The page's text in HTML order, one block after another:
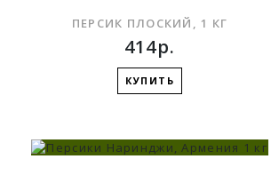
ПЕРСИК ПЛОСКИЙ, 1 КГ
414р.
КУПИТЬ
В ЗАКЛАДКИ